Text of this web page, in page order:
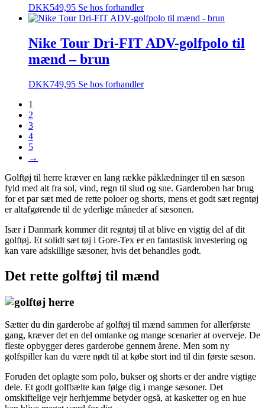
DKK549,95 Se hos forhandler
Nike Tour Dri-FIT ADV-golfpolo til
mænd – brun
DKK749,95 Se hos forhandler
1
2
3
4
5
→
Golftøj til herre kræver en lang række påklædninger til en sæson
fyld med alt fra sol, vind, regn til slud og sne. Garderoben har brug
for et par sæt med de rette poloer og shorts, mens et godt sæt regntøj
er altafgørende til de yderlige måneder af sæsonen.
Især i Danmark kommer dit regntøj til at blive en vigtig del af dit
golftøj. Et solidt sæt tøj i Gore-Tex er en fantastisk investering og
kan vare adskillige sæsoner, hvis det behandles godt.
Det rette golftøj til mænd
Sætter du din garderobe af golftøj til mænd sammen for allerførste
gang, kræver det en del omtanke og mange scenarier at overveje. De
fleste opbygger deres garderobe gennem årene. Men som ny
golfspiller kan du være nødt til at købe stort ind til din første sæson.
Foruden det oplagte som polo, bukser og shorts er der andre vigtige
dele. Et godt golfbælte kan følge dig i mange sæsoner. Det
omskiftelige vejr herhjemme betyder også, at kasketter og en hue